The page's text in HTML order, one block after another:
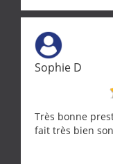
Sophie D
Très bonne
fait très bien